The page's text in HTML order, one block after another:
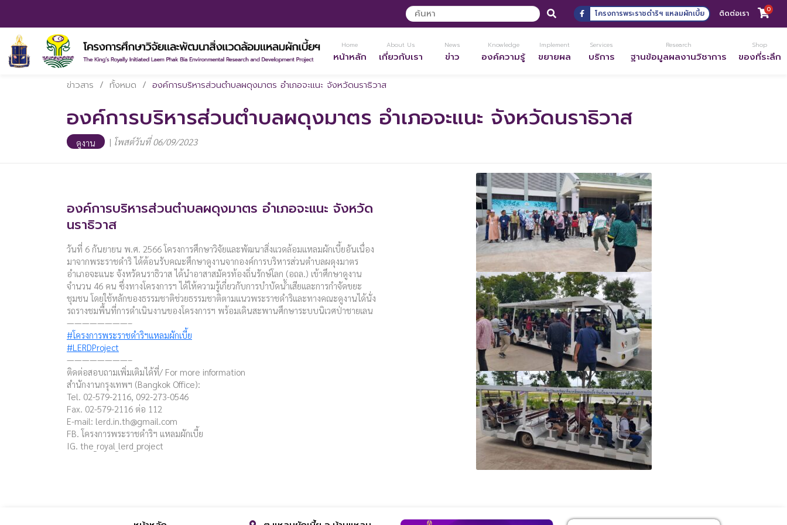
โครงการพระราชดำริฯ แหลมผักเบี้ย ติดต่อเรา 0
Home
หน้าหลัก
About Us
เกี่ยวกับเรา
News
ข่าว
Knowledge
องค์ความรู้
Implement
ขยายผล
Services
บริการ
Research
ฐานข้อมูลผลงานวิชาการ
Shop
ของที่ระลึก
ข่าวสาร / ทั้งหมด / องค์การบริหารส่วนตำบลผดุงมาตร อำเภอจะแนะ จังหวัดนราธิวาส
องค์การบริหารส่วนตำบลผดุงมาตร อำเภอจะแนะ จังหวัดนราธิวาส
ดูงาน | โพสต์วันที่ 06/09/2023
องค์การบริหารส่วนตำบลผดุงมาตร อำเภอจะแนะ จังหวัด
นราธิวาส
วันที่ 6 กันยายน พ.ศ. 2566 โครงการศึกษาวิจัยและพัฒนาสิ่งแวดล้อมแหลมผักเบี้ยอันเนื่อง
มาจากพระราชดำริ ได้ต้อนรับคณะศึกษาดูงานจากองค์การบริหารส่วนตำบลผดุงมาตร
อำเภอจะแนะ จังหวัดนราธิวาส ได้นำอาสาสมัครท้องถิ่นรักษ์โลก (อถล.) เข้าศึกษาดูงาน
จำนวน 46 คน ซึ่งทางโครงการฯ ได้ให้ความรู้เกี่ยวกับการบำบัดน้ำเสียและการกำจัดขยะ
ชุมชน โดยใช้หลักของธรรมชาติช่วยธรรมชาติตามแนวพระราชดำริและทางคณะดูงานได้นั่ง
รถรางชมพื้นที่การดำเนินงานของโครงการฯ พร้อมเดินสะพานศึกษาระบบนิเวศป่าชายเลน
————————–
#โครงการพระราชดำริฯแหลมผักเบี้ย
#LERDProject
————————–
ติดต่อสอบถามเพิ่มเติมได้ที่/ For more information
สำนักงานกรุงเทพฯ (Bangkok Office):
Tel. 02-579-2116, 092-273-0546
Fax. 02-579-2116 ต่อ 112
E-mail: lerd.in.th@gmail.com
FB. โครงการพระราชดำริฯ แหลมผักเบี้ย
IG. the_royal_lerd_project